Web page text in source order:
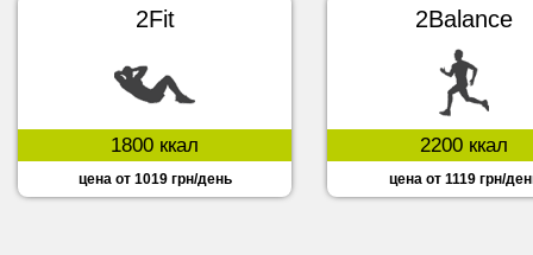
2Fit
1800 ккал
цена от 1019 грн/день
2Balance
2200 ккал
цена от 1119 грн/